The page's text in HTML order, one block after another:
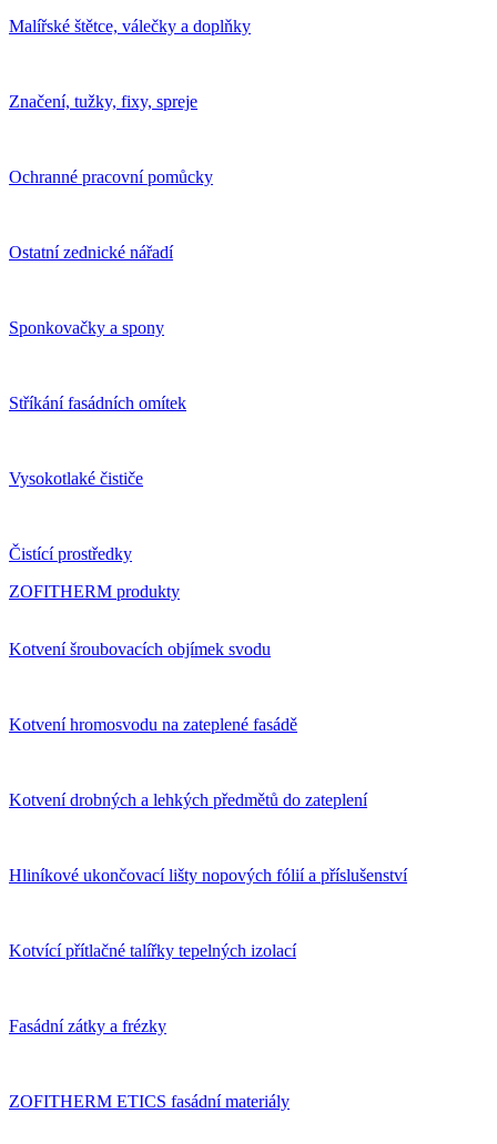
Malířské štětce, válečky a doplňky
Značení, tužky, fixy, spreje
Ochranné pracovní pomůcky
Ostatní zednické nářadí
Sponkovačky a spony
Stříkání fasádních omítek
Vysokotlaké čističe
Čistící prostředky
ZOFITHERM produkty
Kotvení šroubovacích objímek svodu
Kotvení hromosvodu na zateplené fasádě
Kotvení drobných a lehkých předmětů do zateplení
Hliníkové ukončovací lišty nopových fólií a příslušenství
Kotvící přítlačné talířky tepelných izolací
Fasádní zátky a frézky
ZOFITHERM ETICS fasádní materiály